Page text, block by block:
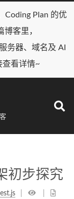
Coding Plan 的优
博客里，
务器、域名及 AI
查看详情~
初步探究